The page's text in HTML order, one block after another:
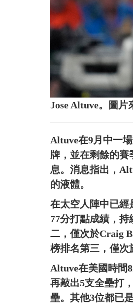
Jose Altuve。圖片
Altuve在9月中一
牌，並在剩餘的
息。消息指出，
的液體。
在太空人陣中已經
77分打點成績，
二，僅次於Craig
榜排名第三，僅次
Altuve在美國時間
再敲出5支全壘打
壘。其他3位都已